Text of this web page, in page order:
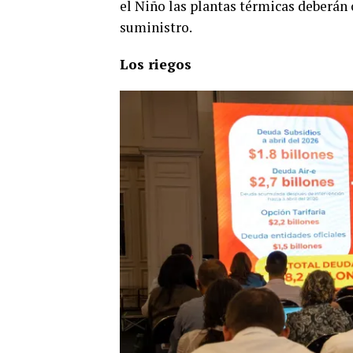
el Niño las plantas térmicas
suministro.
Los riegos